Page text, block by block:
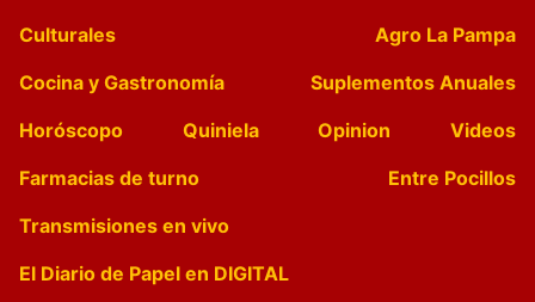
Culturales
Agro La Pampa
Cocina y Gastronomía
Suplementos Anuales
Horóscopo
Quiniela Opinion
Videos
Farmacias de turno
Entre Pocillos
Transmisiones en vivo
El Diario de Papel en DIGITAL